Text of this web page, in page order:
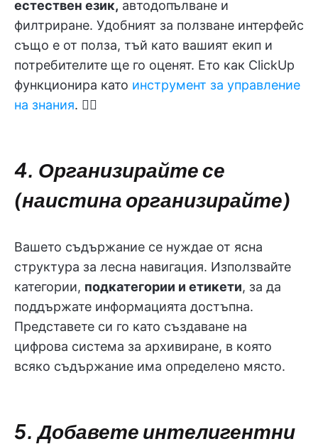
естествен език, автодопълване и
филтриране. Удобният за ползване интерфейс
също е от полза, тъй като вашият екип и
потребителите ще го оценят. Ето как ClickUp
функционира като инструмент за управление
на знания. 👇🏼
4. Организирайте се
(наистина организирайте)
Вашето съдържание се нуждае от ясна
структура за лесна навигация. Използвайте
категории, подкатегории и етикети, за да
поддържате информацията достъпна.
Представете си го като създаване на
цифрова система за архивиране, в която
всяко съдържание има определено място.
5. Добавете интелигентни